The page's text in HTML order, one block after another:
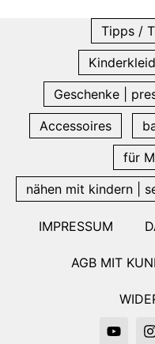
Tipps /
Geschenke |
Accessoires
für
nähen mit kindern |
IMPRESSUM
AGB MIT